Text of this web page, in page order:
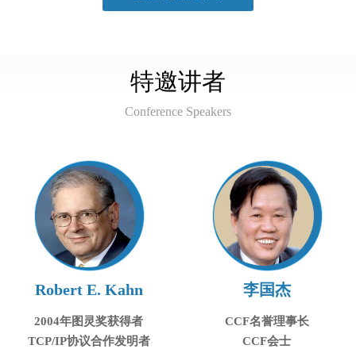
特邀讲者
Conference Speakers
Robert E. Kahn
2004年图灵奖获得者
TCP/IP协议合作发明者
李国杰
CCF名誉理事长
CCF会士